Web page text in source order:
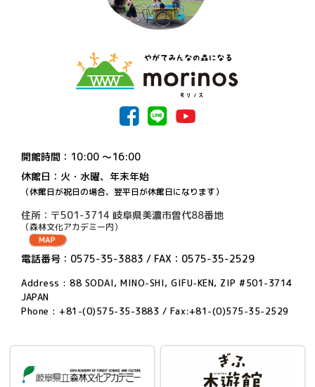
開館時間：10:00 〜16:00
休館日：火・水曜、年末年始
（休館日が祝日の場合、翌平日が休館日になります）
住所：〒501-3714 岐阜県美濃市曽代88番地
（森林文化アカデミー内）
電話番号：0575-35-3883 / FAX：0575-35-2529
Address : 88 SODAI, MINO-SHI, GIFU-KEN, ZIP #501-3714
JAPAN
Phone : +81-(0)575-35-3883 / Fax:+81-(0)575-35-2529